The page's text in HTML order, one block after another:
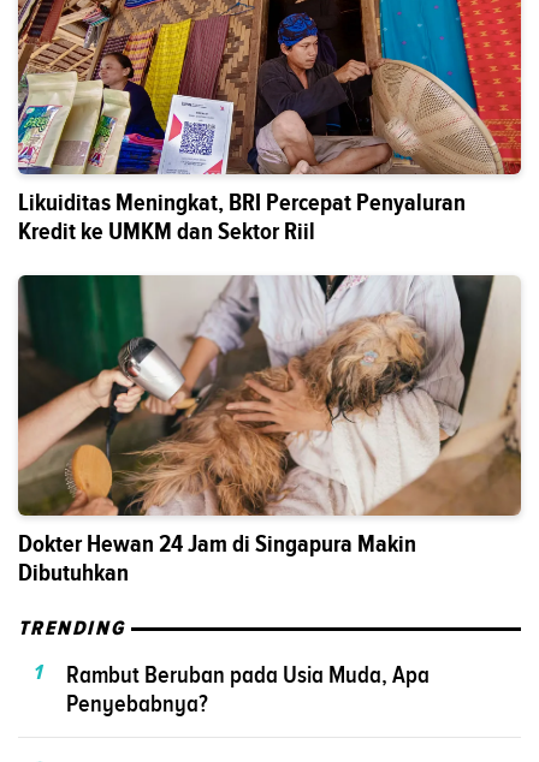
Likuiditas Meningkat, BRI Percepat Penyaluran
Kredit ke UMKM dan Sektor Riil
Dokter Hewan 24 Jam di Singapura Makin
Dibutuhkan
TRENDING
1
Rambut Beruban pada Usia Muda, Apa
Penyebabnya?